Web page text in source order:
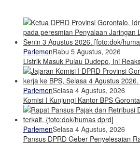
ParlemenRabu 5 Agustus, 2026
Listrik Masuk Pulau Dudepo, Ini
ParlemenSelasa 4 Agustus, 2026
Komisi I Kunjungi Kantor BPS
ParlemenSelasa 4 Agustus, 2026
Pansus DPRD Geber Penyelesaian